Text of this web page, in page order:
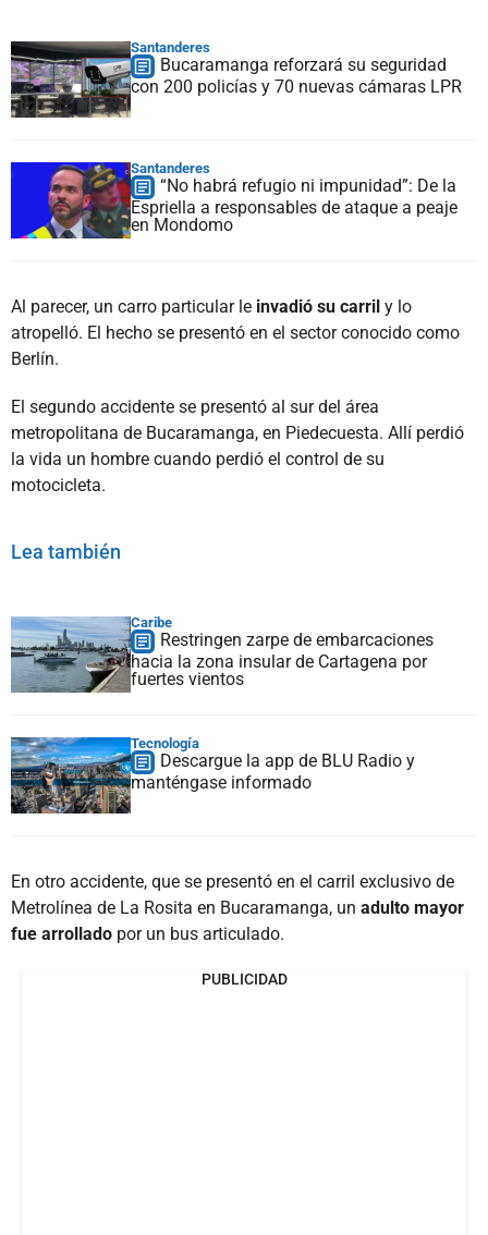
Santanderes
Bucaramanga reforzará su seguridad
con 200 policías y 70 nuevas cámaras LPR
Santanderes
“No habrá refugio ni impunidad”: De la
Espriella a responsables de ataque a peaje
en Mondomo
Al parecer, un carro particular le invadió su carril y lo
atropelló. El hecho se presentó en el sector conocido como
Berlín.
El segundo accidente se presentó al sur del área
metropolitana de Bucaramanga, en Piedecuesta. Allí perdió
la vida un hombre cuando perdió el control de su
motocicleta.
Lea también
Caribe
Restringen zarpe de embarcaciones
hacia la zona insular de Cartagena por
fuertes vientos
Tecnología
Descargue la app de BLU Radio y
manténgase informado
En otro accidente, que se presentó en el carril exclusivo de
Metrolínea de La Rosita en Bucaramanga, un adulto mayor
fue arrollado por un bus articulado.
PUBLICIDAD